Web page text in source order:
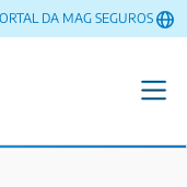
DA MAG SEGUROS